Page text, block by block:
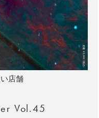
店舗
Vol.45